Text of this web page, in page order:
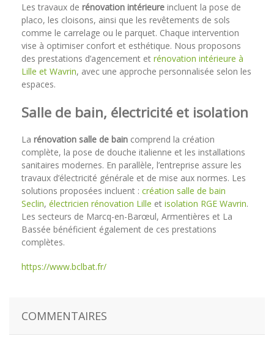
Les travaux de rénovation intérieure incluent la pose de
placo, les cloisons, ainsi que les revêtements de sols
comme le carrelage ou le parquet. Chaque intervention
vise à optimiser confort et esthétique. Nous proposons
des prestations d’agencement et rénovation intérieure à
Lille et Wavrin, avec une approche personnalisée selon les
espaces.
Salle de bain, électricité et isolation
La rénovation salle de bain comprend la création
complète, la pose de douche italienne et les installations
sanitaires modernes. En parallèle, l’entreprise assure les
travaux d’électricité générale et de mise aux normes. Les
solutions proposées incluent : création salle de bain
Seclin, électricien rénovation Lille et isolation RGE Wavrin.
Les secteurs de Marcq-en-Barœul, Armentières et La
Bassée bénéficient également de ces prestations
complètes.
https://www.bclbat.fr/
COMMENTAIRES